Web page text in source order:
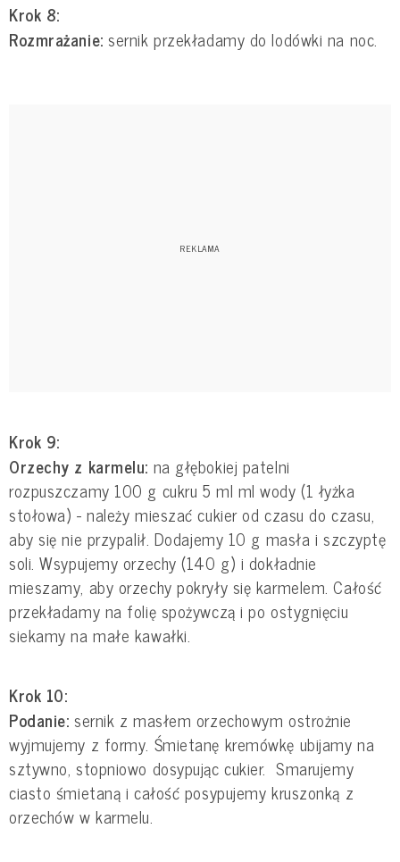
Krok 8:
Rozmrażanie:sernik przekładamy do lodówki na noc.
Krok 9:
Orzechy z karmelu: na głębokiej patelni
rozpuszczamy 100 g cukru 5 ml ml wody (1 łyżka
stołowa) - należy mieszać cukier od czasu do czasu,
aby się nie przypalił. Dodajemy 10 g masła i szczyptę
soli. Wsypujemy orzechy (140 g) i dokładnie
mieszamy, aby orzechy pokryły się karmelem. Całość
przekładamy na folię spożywczą i po ostygnięciu
siekamy na małe kawałki.
Krok 10:
Podanie: sernik z masłem orzechowym ostrożnie
wyjmujemy z formy. Śmietanę kremówkę ubijamy na
sztywno, stopniowo dosypując cukier. Smarujemy
ciasto śmietaną i całość posypujemy kruszonką z
orzechów w karmelu.